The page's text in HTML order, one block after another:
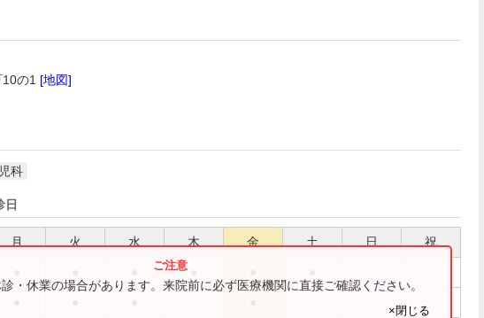
の1 [地図]
科
日
月 火 水 木 金 土 日 祝
・休業の場合があります。来院前に必ず医療機関に直接ご確認ください。
×閉じる